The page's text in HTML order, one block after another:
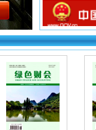
按要
好在
则为
写第
址如